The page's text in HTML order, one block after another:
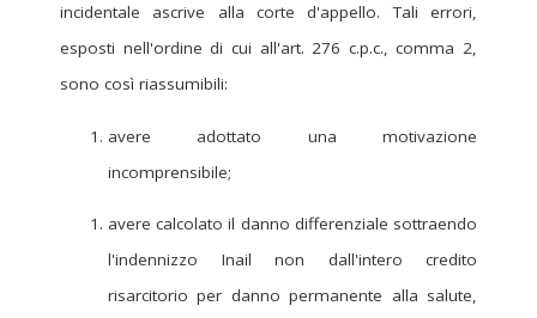
incidentale ascrive alla corte d'appello. Tali errori,
esposti nell'ordine di cui all'art. 276 c.p.c., comma 2,
sono così riassumibili:
avere adottato una motivazione
incomprensibile;
avere calcolato il danno differenziale sottraendo
l'indennizzo Inail non dall'intero credito
risarcitorio per danno permanente alla salute,